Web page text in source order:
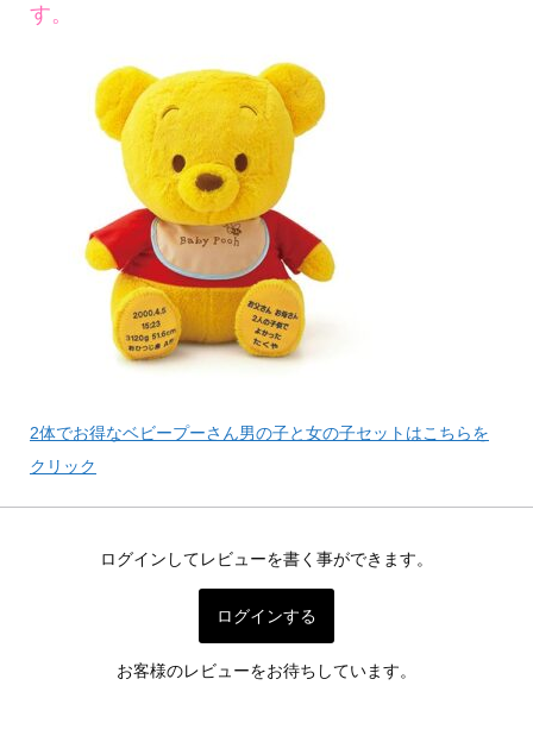
す。
2体でお得なベビープーさん男の子と女の子セットはこちらを
クリック
ログインしてレビューを書く事ができます。
ログインする
お客様のレビューをお待ちしています。